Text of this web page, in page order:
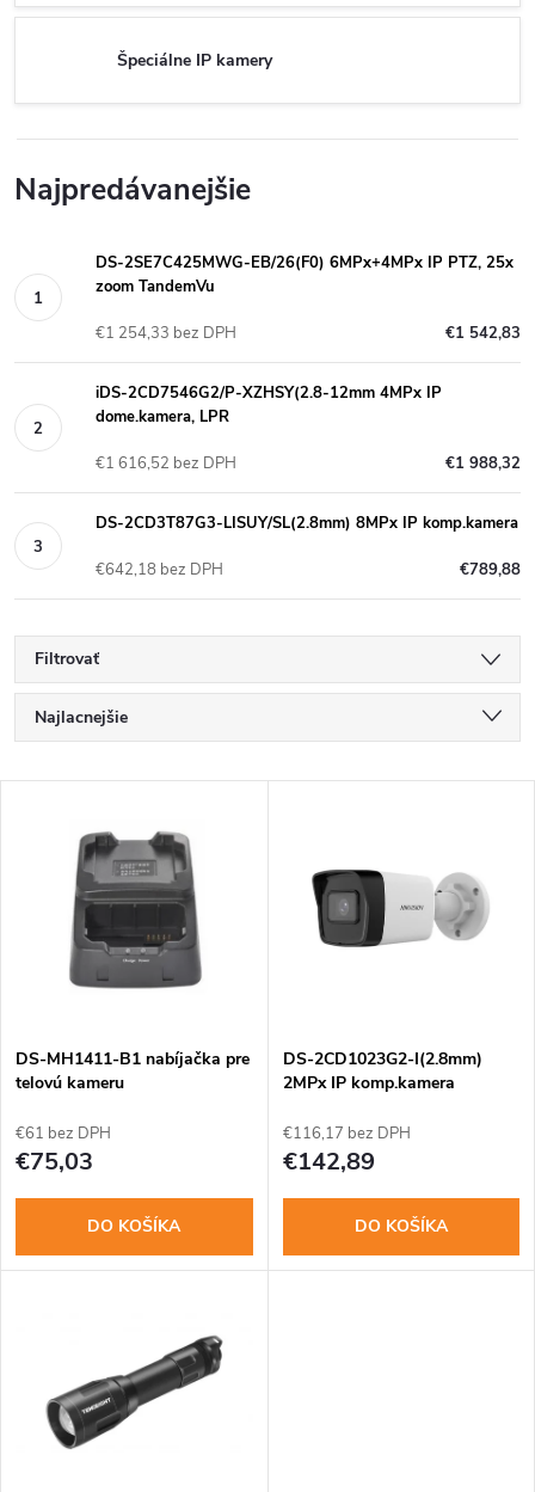
Špeciálne IP kamery
Najpredávanejšie
DS-2SE7C425MWG-EB/26(F0) 6MPx+4MPx IP PTZ, 25x
zoom TandemVu
€1 542,83
€1 254,33 bez DPH
iDS-2CD7546G2/P-XZHSY(2.8-12mm 4MPx IP
dome.kamera, LPR
€1 988,32
€1 616,52 bez DPH
DS-2CD3T87G3-LISUY/SL(2.8mm) 8MPx IP komp.kamera
€789,88
€642,18 bez DPH
Filtrovať
R
a
e
p
r
o
Najlacnejšie
Abecedne
s
p
r
d
DS-MH1411-B1 nabíjačka pre
telovú kameru
€61 bez DPH
€75,03
DO KOŠÍKA
DS-2CD1023G2-I(2.8mm)
2MPx IP komp.kamera
€116,17 bez DPH
€142,89
DO KOŠÍKA